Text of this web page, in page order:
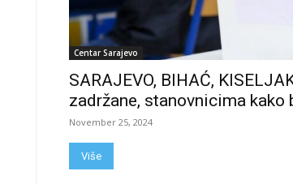
Centar Sarajevo
SARAJEVO, BIHAĆ,
zadržane, stanovnicima kako
November 25, 2024
Više